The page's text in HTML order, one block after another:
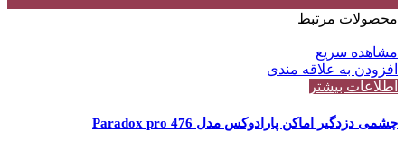
محصولات مرتبط
مشاهده سریع
افزودن به علاقه مندی
اطلاعات بیشتر
چشمی دزدگیر اماکن پارادوکس مدل Paradox pro 476